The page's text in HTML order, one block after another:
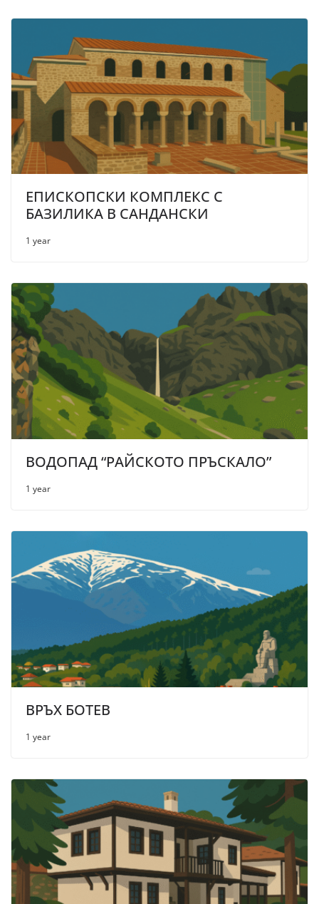
ЕПИСКОПСКИ КОМПЛЕКС С
БАЗИЛИКА В САНДАНСКИ
1 year
ВОДОПАД “РАЙСКОТО ПРЪСКАЛО”
1 year
ВРЪХ БОТЕВ
1 year